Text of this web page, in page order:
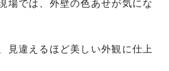
場では、外壁の色あせが気にな
見違えるほど美しい外観に仕上